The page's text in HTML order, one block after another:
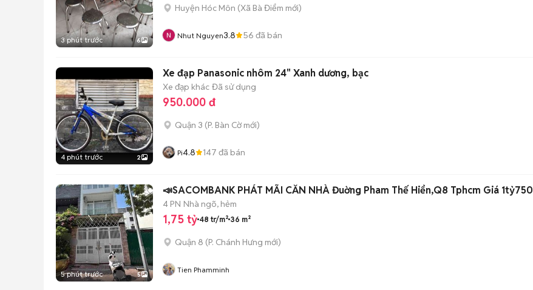
3 phút trước 6
Huyện Hóc Môn (Xã Bà Điểm mới)
Nhut Nguyen3.8 56 đã bán
4 phút trước 2
Xe đạp Panasonic nhôm 24" Xanh dương, bạc
Xe đạp khác Đã sử dụng
950.000 đ
Quận 3 (P. Bàn Cờmới)
Pi4.8 147 đã bán
5 phút trước 5
📣SACOMBANK PHÁT MÃI CĂN NHÀ Đuờng Pham Thế Hiển,Q8 Tphcm Giá 1tỷ750
4 PN Nhà ngõ, hẻm
1,75 tỷ 48 tr/m² 36 m²
Quận 8 (P. Chánh Hưng mới)
Tien Phamminh